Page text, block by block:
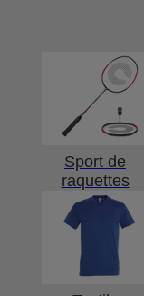
Sport de
raquettes